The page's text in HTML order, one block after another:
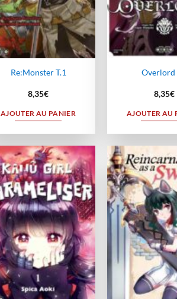
Re:Monster T.1
8,35€
AJOUTER AU PANIER
Overlord
8,35€
AJOUTER AU
Ajouter
à la
wishlist